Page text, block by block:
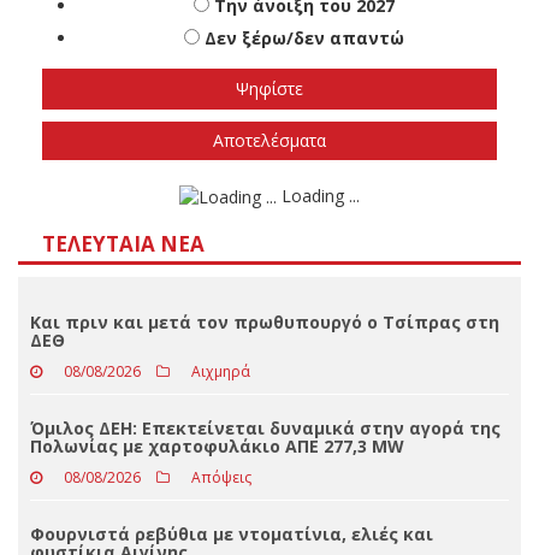
Πότε πιστεύετε ότι θα γίνουν οι εθνικές
εκλογές
Το φθινόπωρο του 2026
Την άνοιξη του 2027
Δεν ξέρω/δεν απαντώ
ΤΕΛΕΥΤΑΊΑ ΝΈΑ
Και πριν και μετά τον πρωθυπουργό ο Τσίπρας στη
ΔΕΘ
08/08/2026 Αιχμηρά
Όμιλος ΔΕΗ: Επεκτείνεται δυναμικά στην αγορά της